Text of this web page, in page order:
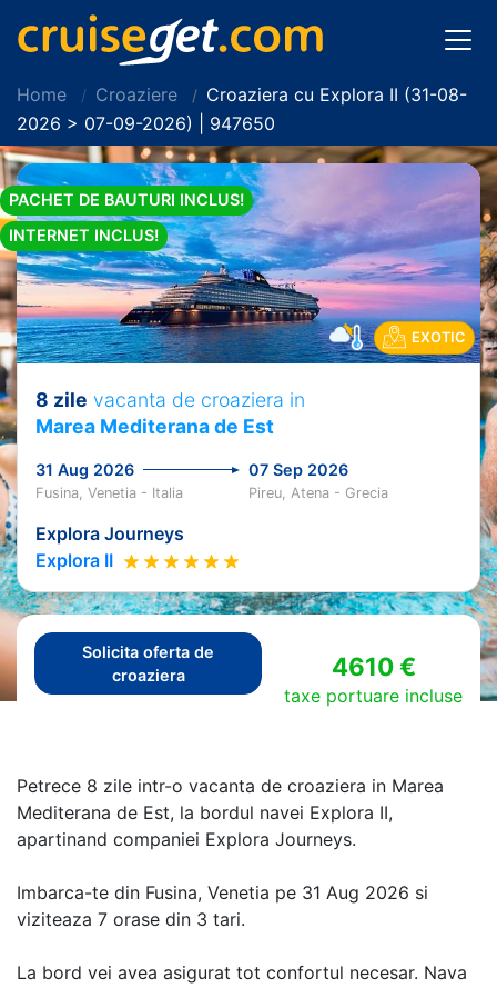
Home Croaziere
Croaziera cu Explora II (31-08-
2026 > 07-09-2026) | 947650
PACHET DE BAUTURI INCLUS!
INTERNET INCLUS!
EXOTIC
8 zile vacanta de croaziera in
Marea Mediterana de Est
31 Aug 2026 07 Sep 2026
Fusina, Venetia - Italia Pireu, Atena - Grecia
Explora Journeys
Explora II
Solicita oferta de
croaziera
4610 €
taxe portuare incluse
Petrece 8 zile intr-o vacanta de croaziera in Marea
Mediterana de Est, la bordul navei Explora II,
apartinand companiei Explora Journeys.
Imbarca-te din Fusina, Venetia pe 31 Aug 2026 si
viziteaza 7 orase din 3 tari.
La bord vei avea asigurat tot confortul necesar. Nava